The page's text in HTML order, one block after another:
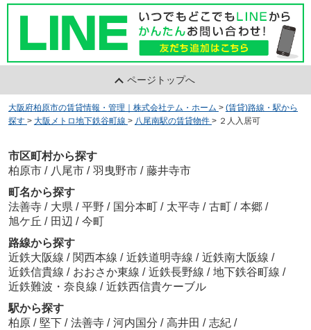
ページトップへ
大阪府柏原市の賃貸情報・管理｜株式会社テム・ホーム > (賃貸)路線・駅から
探す > 大阪メトロ地下鉄谷町線 > 八尾南駅の賃貸物件 > ２人入居可
市区町村から探す
柏原市 / 八尾市 / 羽曳野市 / 藤井寺市
町名から探す
法善寺 / 大県 / 平野 / 国分本町 / 太平寺 / 古町 / 本郷 /
旭ケ丘 / 田辺 / 今町
路線から探す
近鉄大阪線 / 関西本線 / 近鉄道明寺線 / 近鉄南大阪線 /
近鉄信貴線 / おおさか東線 / 近鉄長野線 / 地下鉄谷町線 /
近鉄難波・奈良線 / 近鉄西信貴ケーブル
駅から探す
柏原 / 堅下 / 法善寺 / 河内国分 / 高井田 / 志紀 /